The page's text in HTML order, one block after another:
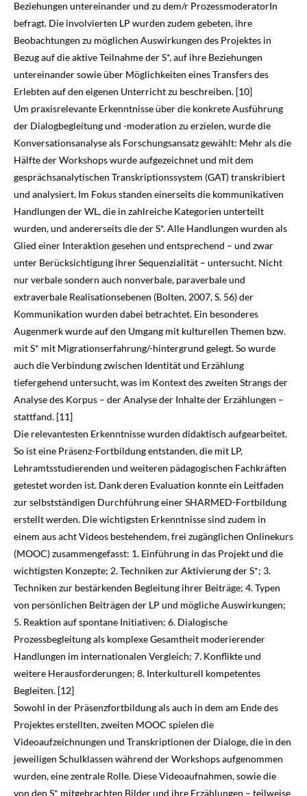
Beziehungen unter­einander und zu dem/r ProzessmoderatorIn
befragt. Die involvierten LP wurden zudem gebeten, ihre
Beobachtungen zu möglichen Auswirkungen des Projektes in
Bezug auf die aktive Teilnahme der S*, auf ihre Beziehungen
untereinander sowie über Möglichkeiten eines Trans­fers des
Erlebten auf den eigenen Unterricht zu beschreiben. [10]
Um praxisrelevante Erkenntnisse über die konkrete Ausführung
der Dialogbegleitung und -moderation zu erzielen, wurde die
Konversationsanalyse als Forschungsansatz gewählt: Mehr als die
Hälfte der Workshops wurde aufgezeichnet und mit dem
gesprächsanalytischen Transkriptionssystem (GAT) transkribiert
und analysiert. Im Fokus standen einerseits die kommunikativen
Handlungen der WL, die in zahlreiche Kategorien unterteilt
wurden, und andererseits die der S*. Alle Handlungen wurden als
Glied einer Interaktion gesehen und entsprechend – und zwar
unter Berücksichtigung ihrer Sequenzialität – untersucht. Nicht
nur verbale sondern auch nonverbale, paraverbale und
extraverbale Realisationsebenen (Bolten, 2007, S. 56) der
Kommunikation wurden dabei betrachtet. Ein besonderes
Augenmerk wurde auf den Umgang mit kulturellen Themen bzw.
mit S* mit Migrationserfahrung/-hintergrund gelegt. So wurde
auch die Verbindung zwischen Identität und Erzählung
tiefergehend unter­sucht, was im Kontext des zweiten Strangs der
Analyse des Korpus – der Analyse der Inhalte der Erzählungen –
stattfand. [11]
Die relevantesten Erkenntnisse wurden didaktisch aufgearbeitet.
So ist eine Präsenz-Fortbildung entstanden, die mit LP,
Lehramtsstudierenden und weiteren pädagogischen Fach­kräften
getestet worden ist. Dank deren Evaluation konnte ein Leitfaden
zur selbstständigen Durchführung einer SHARMED-Fortbildung
erstellt werden. Die wichtigsten Erkenntnisse sind zudem in
einem aus acht Videos bestehendem, frei zugänglichen Onlinekurs
(MOOC) zusam­mengefasst: 1. Einführung in das Projekt und die
wichtigsten Konzepte; 2. Techniken zur Aktivierung der S*; 3.
Techniken zur bestärkenden Begleitung ihrer Beiträge; 4. Typen
von persönlichen Beiträgen der LP und mögliche Auswirkungen;
5. Reaktion auf spontane Initia­tiven; 6. Dialogische
Prozessbegleitung als komplexe Gesamtheit moderierender
Handlungen im internationalen Vergleich; 7. Konflikte und
weitere Herausforderungen; 8. Interkulturell kom­petentes
Begleiten. [12]
Sowohl in der Präsenzfortbildung als auch in dem am Ende des
Projektes erstellten, zweiten MOOC spielen die
Videoaufzeichnungen und Transkriptionen der Dialoge, die in den
jeweiligen Schulklassen während der Workshops aufgenommen
wurden, eine zentrale Rolle. Diese Videoaufnahmen, sowie die
von den S* mitgebrachten Bilder und ihre Erzählungen – teilweise